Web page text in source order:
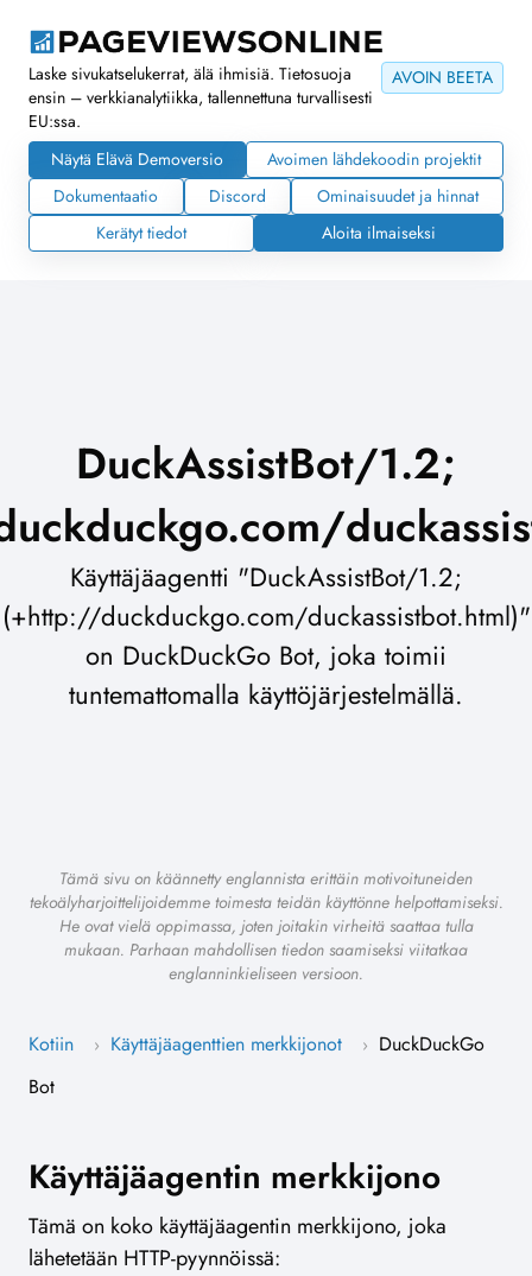
AVOIN BEETA
Laske sivukatselukerrat, älä ihmisiä. Tietosuoja
ensin – verkkianalytiikka, tallennettuna turvallisesti
EU:ssa.
Näytä Elävä Demoversio
Avoimen lähdekoodin projektit
Dokumentaatio
Discord
Ominaisuudet ja hinnat
Kerätyt tiedot
Aloita ilmaiseksi
DuckAssistBot/1.2;
Käyttäjäagentti "DuckAssistBot/1.2;
(+http://duckduckgo.com/duckassistbot.html)"
on DuckDuckGo Bot, joka toimii
tuntemattomalla käyttöjärjestelmällä.
Tämä sivu on käännetty englannista erittäin motivoituneiden
tekoälyharjoittelijoidemme toimesta teidän käyttönne helpottamiseksi.
He ovat vielä oppimassa, joten joitakin virheitä saattaa tulla
mukaan. Parhaan mahdollisen tiedon saamiseksi viitatkaa
englanninkieliseen versioon.
Kotiin › Käyttäjäagenttien merkkijonot › DuckDuckGo
Bot
Käyttäjäagentin merkkijono
Tämä on koko käyttäjäagentin merkkijono, joka
lähetetään HTTP-pyynnöissä: